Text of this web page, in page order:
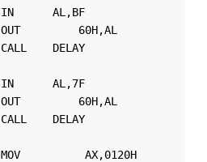
				IN      AL,BF
				OUT 		60H,AL
				CALL	DELAY
				IN      AL,7F
				OUT 		60H,AL
				CALL	DELAY
				MOV			 AX,0120H